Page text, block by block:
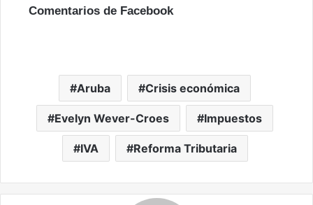
Comentarios de Facebook
Aruba Crisis económica
Evelyn Wever-Croes Impuestos
IVA Reforma Tributaria